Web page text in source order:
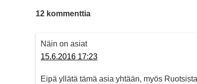
12 kommenttia
Näin on asiat
15.6.2016 17:23
Eipä yllätä tämä asia yhtään, myös